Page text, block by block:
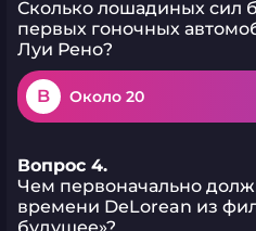
Сколько лошадиных сил
первых гоночных
Луи Рено?
B Около 20
Вопрос 4.
Чем первоначально
времени DeLorean из